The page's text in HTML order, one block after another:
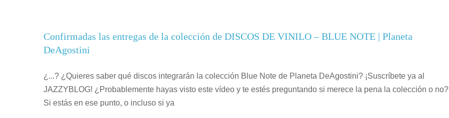
Confirmadas las entregas de la colección de DISCOS DE VINILO – BLUE NOTE | Planeta
DeAgostini
¿...? ¿Quieres saber qué discos integrarán la colección Blue Note de Planeta DeAgostini? ¡Suscríbete ya al
JAZZYBLOG! ¿Probablemente hayas visto este vídeo y te estés preguntando si merece la pena la colección o no?
Si estás en ese punto, o incluso si ya